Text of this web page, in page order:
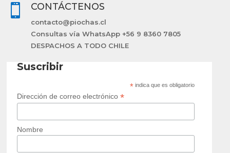
 CONTÁCTENOS
contacto@piochas.cl
Consultas vía WhatsApp +56 9 8360 7805
DESPACHOS A TODO CHILE
Suscribir
* indica que es obligatorio
Dirección de correo electrónico*
Nombre